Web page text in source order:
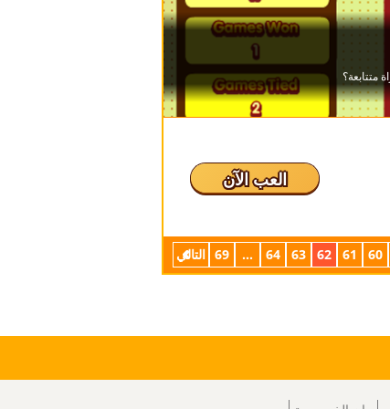
العب الآن
60
61
62
63
64
...
69 التالي